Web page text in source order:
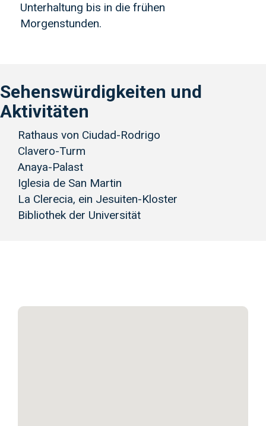
Unterhaltung bis in die frühen
Morgenstunden.
Sehenswürdigkeiten und
Aktivitäten
Rathaus von Ciudad-Rodrigo
Clavero-Turm
Anaya-Palast
Iglesia de San Martin
La Clerecia, ein Jesuiten-Kloster
Bibliothek der Universität